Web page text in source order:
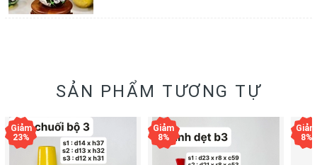
SẢN PHẨM TƯƠNG TỰ